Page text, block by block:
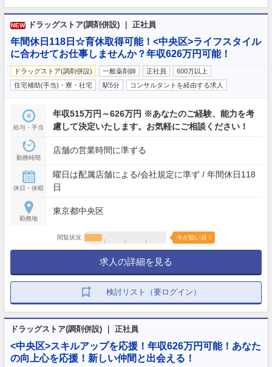
NEW ドラッグストア(調剤併設) ｜ 正社員
年間休日118日☆育休取得可能！<中央区>ライフスタイル
に合わせてお仕事しませんか？年収626万円可能！
ドラッグストア(調剤併設) 一般薬剤師 正社員
600万以上
住宅補助(手当)・寮・社宅
駅5分 コンサルタントを経由する求人
給与・手当
年収515万円～626万円 ※あなたのご経験、能力を考
慮して決定いたします。お気軽にご相談ください！
勤務時間
店舗の営業時間に準ずる
休日・休暇
曜日は配属店舗による/会社規定に準ず / 年間休日118
日
勤務地
東京都中央区
閲覧状況 今が狙い目！
求人の詳細を見る
検討リスト（要ログイン）
ドラッグストア(調剤併設) ｜ 正社員
<中央区>スキルアップを応援！年収626万円可能！あなた
の向上心を応援！新しい仲間と出会える！